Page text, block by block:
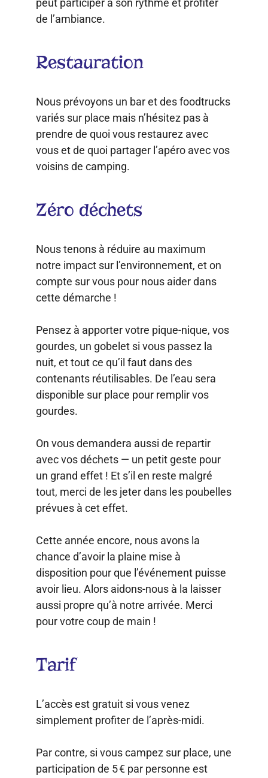
peut participer à son rythme et profiter
de l’ambiance.
Restauration
Nous prévoyons un bar et des foodtrucks
variés sur place mais n’hésitez pas à
prendre de quoi vous restaurez avec
vous et de quoi partager l’apéro avec vos
voisins de camping.
Zéro déchets
Nous tenons à réduire au maximum
notre impact sur l’environnement, et on
compte sur vous pour nous aider dans
cette démarche !
Pensez à apporter votre pique-nique, vos
gourdes, un gobelet si vous passez la
nuit, et tout ce qu’il faut dans des
contenants réutilisables. De l’eau sera
disponible sur place pour remplir vos
gourdes.
On vous demandera aussi de repartir
avec vos déchets — un petit geste pour
un grand effet ! Et s’il en reste malgré
tout, merci de les jeter dans les poubelles
prévues à cet effet.
Cette année encore, nous avons la
chance d’avoir la plaine mise à
disposition pour que l’événement puisse
avoir lieu. Alors aidons-nous à la laisser
aussi propre qu’à notre arrivée. Merci
pour votre coup de main !
Tarif
L’accès est gratuit si vous venez
simplement profiter de l’après-midi.
Par contre, si vous campez sur place, une
participation de 5 € par personne est